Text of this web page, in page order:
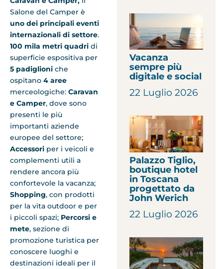
Salone del Camper è
uno dei principali eventi
internazionali di settore.
100 mila metri quadri di
superficie espositiva per
5 padiglioni che
ospitano 4 aree
merceologiche: Caravan
e Camper, dove sono
presenti le più
importanti aziende
europee del settore;
Accessori per i veicoli e
complementi utili a
rendere ancora più
confortevole la vacanza;
Shopping, con prodotti
per la vita outdoor e per
i piccoli spazi; Percorsi e
mete, sezione di
promozione turistica per
conoscere luoghi e
destinazioni ideali per il
Vacanza
sempre più
digitale e social
22 Luglio 2026
Palazzo Tiglio,
boutique hotel
in Toscana
progettato da
John Werich
22 Luglio 2026